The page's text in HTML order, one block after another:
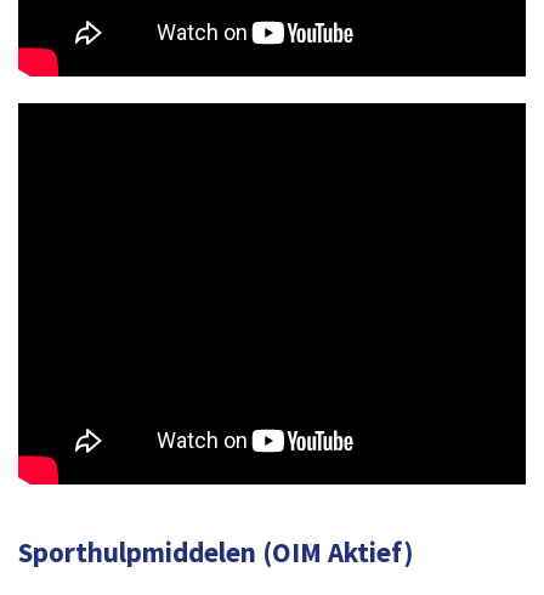
Sporthulpmiddelen (OIM Aktief)